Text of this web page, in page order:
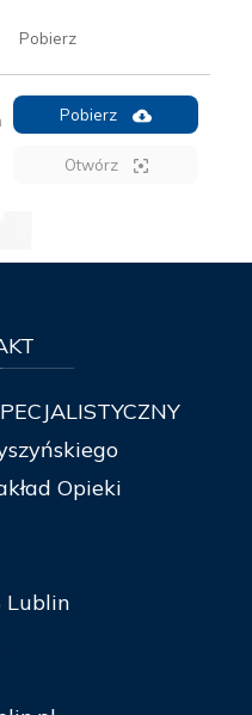
Pobierz
Pobierz
Otwórz
Opieki
Lublin